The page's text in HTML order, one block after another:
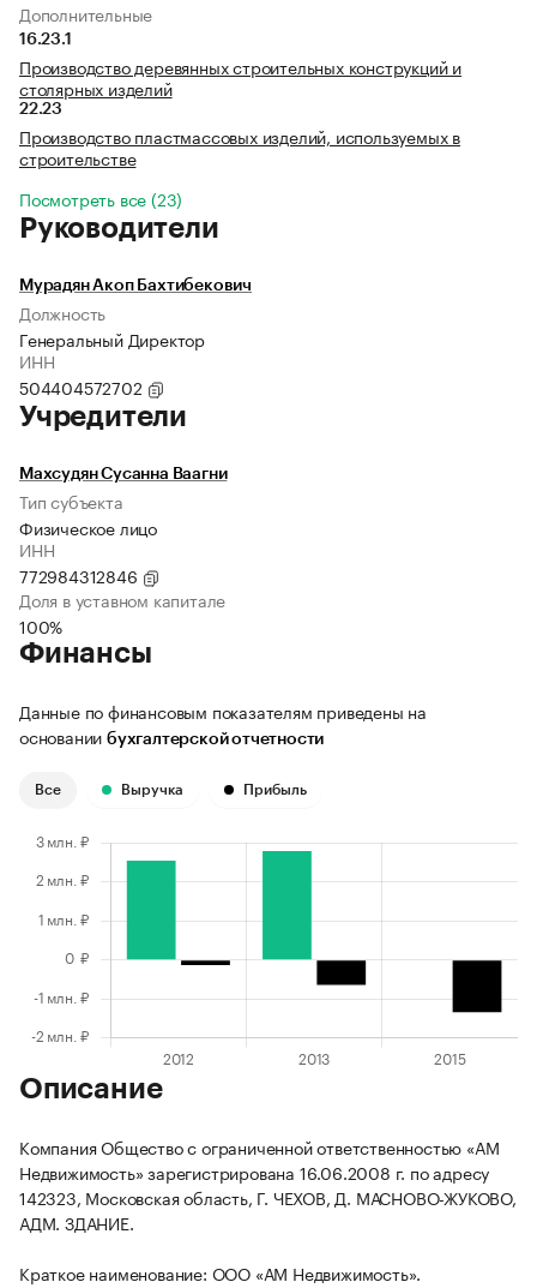
Дополнительные
16.23.1
Производство деревянных строительных конструкций и
столярных изделий
22.23
Производство пластмассовых изделий, используемых в
строительстве
Посмотреть все (23)
Руководители
Мурадян Акоп Бахтибекович
Должность
Генеральный Директор
ИНН
504404572702
Учредители
Махсудян Сусанна Ваагни
Тип субъекта
Физическое лицо
ИНН
772984312846
Доля в уставном капитале
100%
Финансы
Данные по финансовым показателям приведены на
основании бухгалтерской отчетности
Все Выручка Прибыль
Описание
Компания Общество с ограниченной ответственностью «АМ
Недвижимость» зарегистрирована 16.06.2008 г. по адресу
142323, Московская область, Г. ЧЕХОВ, Д. МАСНОВО-ЖУКОВО,
АДМ. ЗДАНИЕ.
Краткое наименование: ООО «АМ Недвижимость».